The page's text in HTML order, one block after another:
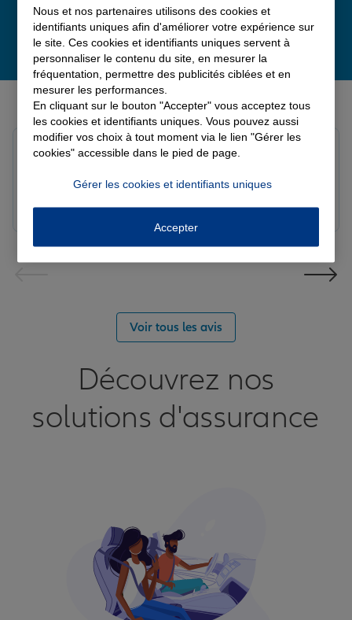
Derniers avis de nos agences Allianz
Yori A.
Voir tous les avis
Découvrez nos
solutions d'assurance
Nous et nos partenaires utilisons des cookies et
identifiants uniques afin d'améliorer votre expérience sur
le site. Ces cookies et identifiants uniques servent à
personnaliser le contenu du site, en mesurer la
fréquentation, permettre des publicités ciblées et en
mesurer les performances.
En cliquant sur le bouton "Accepter" vous acceptez tous
les cookies et identifiants uniques. Vous pouvez aussi
modifier vos choix à tout moment via le lien "Gérer les
cookies" accessible dans le pied de page.
Gérer les cookies et identifiants uniques
Accepter